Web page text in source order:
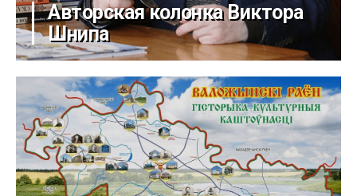
Авторская колонка Виктора
Шнипа